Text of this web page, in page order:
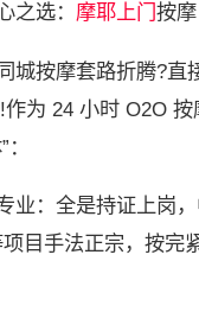
选： 摩耶上门按
按摩套路折腾?直
为 24 小时 O2O
：全是持证上岗，
目手法正宗，按完